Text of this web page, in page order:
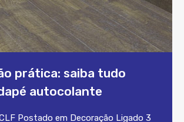
prática: saiba tudo
autocolante
Postado em Decoração Ligado 3